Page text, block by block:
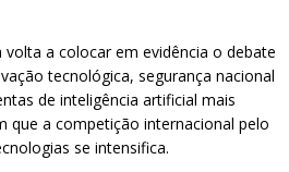
a colocar em evidência o debate
tecnológica, segurança nacional
de inteligência artificial mais
que a competição internacional pelo
se intensifica.